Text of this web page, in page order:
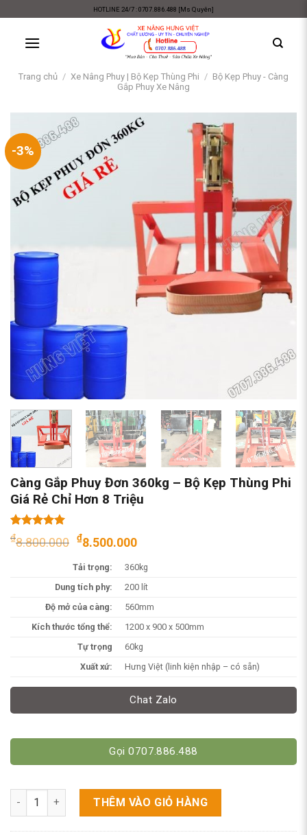
content
HOTLINE 24/7 : 0707.886.488 [Ms Quyên]
Trang chủ / Xe Nâng Phuy | Bộ Kẹp Thùng Phi / Bộ Kẹp Phuy - Càng
Gắp Phuy Xe Nâng
-3%
Càng Gắp Phuy Đơn 360kg – Bộ Kẹp Thùng Phi
Giá Rẻ Chỉ Hơn 8 Triệu
5.00trên 5
dựa trên
1
₫8.800.000 Giá
là:
₫8.800.000.
₫8.500.000Giá
tại
là:
₫8.500.000.
Tải trọng:
360kg
Dung tích phy:
200 lít
Độ mở của càng:
560mm
Kích thước tổng thể:
1200 x 900 x 500mm
Tự trọng
60kg
Xuất xứ:
Hưng Việt (linh kiện nhập – có sẵn)
Chat Zalo
Gọi 0707.886.488
Càng Gắp Phuy Đơn 360kg - Bộ Kẹp Thùng Phi Giá Rẻ Chỉ
THÊM VÀO GIỎ HÀNG